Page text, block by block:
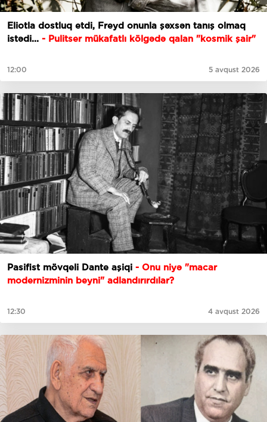
Eliotla dostluq etdi, Freyd onunla şəxsən tanış olmaq
istədi... - Pulitser mükafatlı kölgədə qalan "kosmik şair"
12:00 5 avqust 2026
Pasifist mövqeli Dante aşiqi - Onu niyə "macar
modernizminin beyni" adlandırırdılar?
12:30 4 avqust 2026